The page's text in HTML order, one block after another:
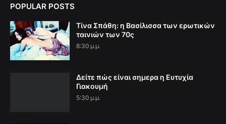
POPULAR POSTS
Τίνα Σπάθη: η Βασίλισσα των ερωτικών
ταινιών των 70ς
8:30 μ.μ.
Δείτε πώς είναι σημερα η Ευτυχία
Γιακουμή
5:30 μ.μ.